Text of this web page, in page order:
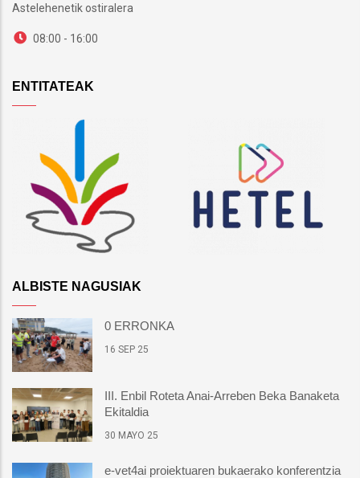
Astelehenetik ostiralera
08:00 - 16:00
ENTITATEAK
ALBISTE NAGUSIAK
0 ERRONKA
16 SEP 25
III. Enbil Roteta Anai-Arreben Beka Banaketa
Ekitaldia
30 MAYO 25
e-vet4ai proiektuaren bukaerako konferentzia